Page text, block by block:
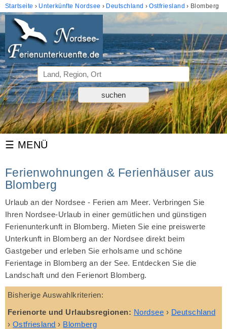
Startseite Unterkünfte Nordsee Deutschland Ostfriesland Blomberg
Ferienwohnungen & Ferienhäuser aus
Blomberg
Urlaub an der Nordsee - Ferien am Meer. Verbringen Sie
Ihren Nordsee-Urlaub in einer gemütlichen und günstigen
Ferienunterkunft in Blomberg. Mieten Sie eine preiswerte
Unterkunft in Blomberg an der Nordsee direkt beim
Gastgeber und erleben Sie erholsame und schöne
Ferientage in Blomberg an der See. Entdecken Sie die
Landschaft und den Ferienort Blomberg.
Bisherige Auswahlkriterien:
Ferienorte und Urlaubsregionen: Nordsee › Deutschland
› Ostfriesland › Blomberg